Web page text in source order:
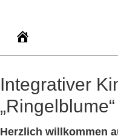
Integrativer
„Ringelblume“
Herzlich willkommen